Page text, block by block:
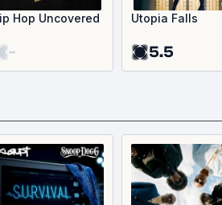
Hop Uncovered
-
Utopia Falls
5.5